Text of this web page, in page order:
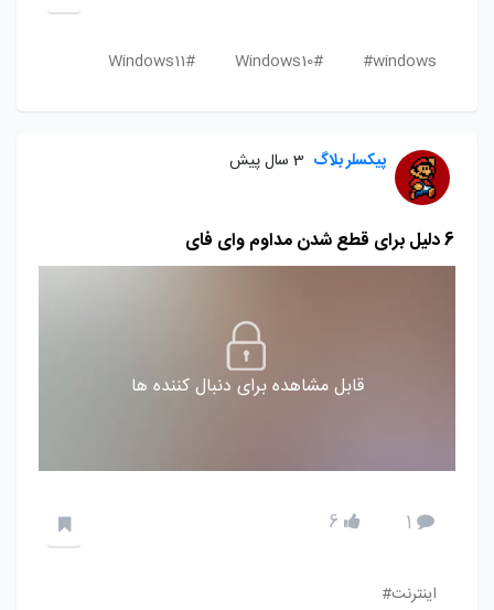
windows#
Windows10#
Windows11#
پیکسلر بلاگ 3 سال پیش
6 دلیل برای قطع شدن مداوم وای فای
قابل مشاهده برای دنبال کننده ها
1
6
اینترنت#